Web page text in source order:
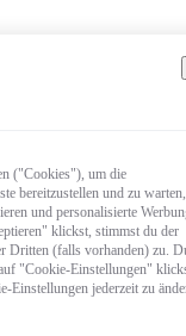
("Cookies"), um die
bereitzustellen und zu warten,
und personalisierte
klickst, stimmst du der
Dritten (falls vorhanden) zu.
"Cookie-Einstellungen"
Einstellungen jederzeit zu